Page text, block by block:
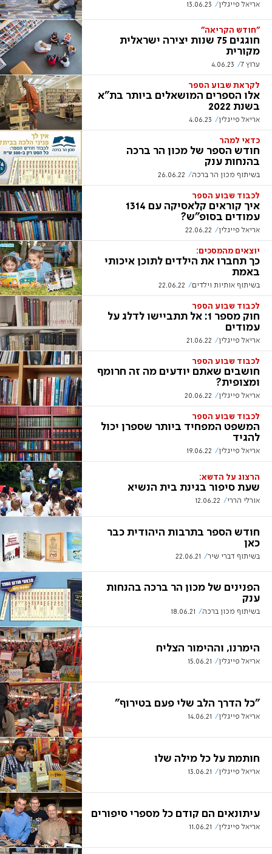
אריאל פייגלין 13.06.23
"חודש הקריאה"
חוגגים 75 שנות יצירה ישראלית
מקורית
ערוץ 7 4.06.23
לקראת שבוע הספר
אלו הספרים המושאלים ביותר בת"א
בשנת 2022
אריאל פייגלין 4.06.23
כדאי למהר
חודש הספר של מכון הר ברכה
בהנחות ענק
בשיתוף מכון הר ברכה 26.06.22
לכבוד שבוע הספר
איך קוראים קלאסיקה עם 1314
עמודים בסופ"ש?
אריאל פייגלין 22.06.22
יוצאים מהמסכים:
כך תחברו את הילדים לתוכן איכותי
באמת
בשיתוף אותיות וילדים 22.06.22
לכבוד שבוע הספר
חוק מספר 1: אל תתביישו לדלג על
עמודים
אריאל פייגלין 21.06.22
לכבוד שבוע הספר
חושבים שאתם יודעים מה זה חרומף
ומצופית?
אריאל פייגלין 20.06.22
לכבוד שבוע הספר
המשפט המפחיד ביותר שספרן יכול
להגיד
אריאל פייגלין 19.06.22
הרצוג על הדשא:
שעת סיפור בגינת בית הנשיא
אורלי הררי 12.06.22
חודש הספר בתרבות היהודית כבר
כאן
בשיתוף דברי שיר 22.06.21
הפנינים של מכון הר ברכה בהנחות
ענק
בשיתוף מכון ברכה 18.06.21
הימרנו, וההימור הצליח
אריאל פייגלין 15.06.21
"כל הדרך הלב שלי פעם בטירוף"
אריאל פייגלין 14.06.21
חותמת על כל מילה שלו
אריאל פייגלין 13.06.21
עיתונאים הם קודם כל מספרי סיפורים
אריאל פייגלין 11.06.21